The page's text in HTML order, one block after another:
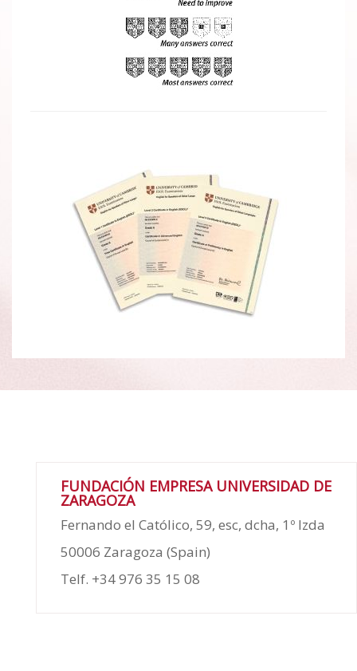
FUNDACIÓN EMPRESA UNIVERSIDAD DE
ZARAGOZA
Fernando el Católico, 59, esc, dcha, 1º Izda
50006 Zaragoza (Spain)
Telf. +34 976 35 15 08